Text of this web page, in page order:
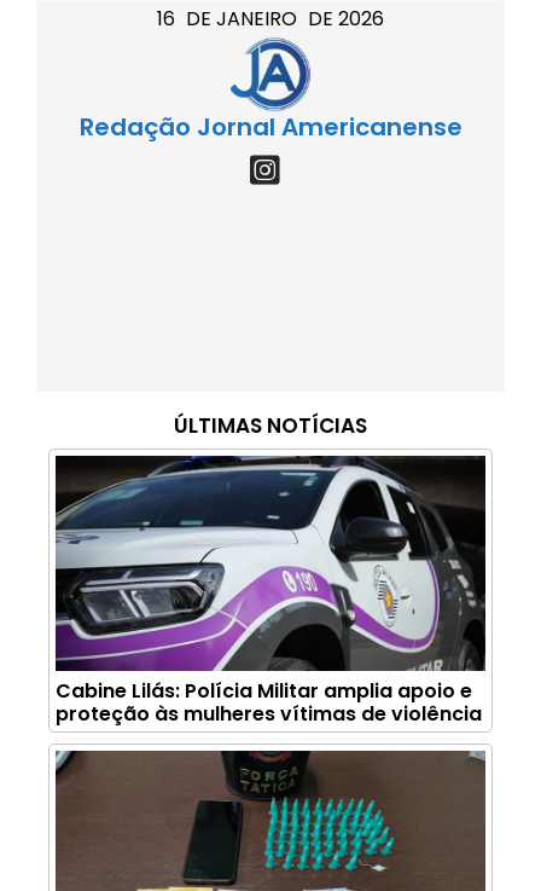
16 DE JANEIRO DE 2026
Redação Jornal Americanense
ÚLTIMAS NOTÍCIAS
Cabine Lilás: Polícia Militar amplia apoio e
proteção às mulheres vítimas de violência